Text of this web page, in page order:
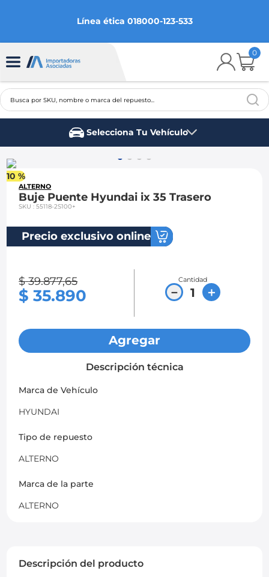
Línea ética 018000-123-533
0
Busca por SKU, nombre o marca del repuesto...
Selecciona Tu Vehículo
10 %
ALTERNO
Buje Puente Hyundai ix 35 Trasero
SKU:55118-2S100+
Precio exclusivo online
$ 39.877,65
$ 35.890
Cantidad
＋
－
Agregar
Descripción técnica
Marca de Vehículo
HYUNDAI
Tipo de repuesto
ALTERNO
Marca de la parte
ALTERNO
Descripción del producto
2
3.
spark gt
ford fiesta
5.
optra
6.
mazda 3
chevrolet sail
. mazda 2